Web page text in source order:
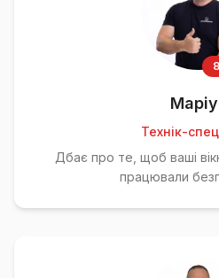
Технік-
Дбає про те, щоб ваші
працювали